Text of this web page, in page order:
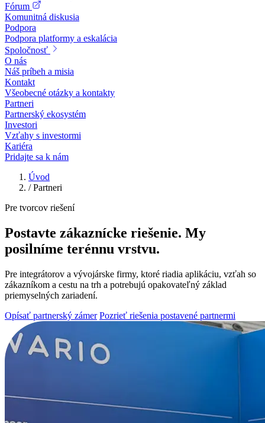
Fórum
Komunitná diskusia
Podpora
Podpora platformy a eskalácia
Spoločnosť
O nás
Náš príbeh a misia
Kontakt
Všeobecné otázky a kontakty
Partneri
Partnerský ekosystém
Investori
Vzťahy s investormi
Kariéra
Pridajte sa k nám
Úvod
/ Partneri
Pre tvorcov riešení
Postavte zákaznícke riešenie. My
posilníme terénnu vrstvu.
Pre integrátorov a vývojárske firmy, ktoré riadia aplikáciu, vzťah so
zákazníkom a cestu na trh a potrebujú opakovateľný základ
priemyselných zariadení.
Opísať partnerský zámer Pozrieť riešenia postavené partnermi